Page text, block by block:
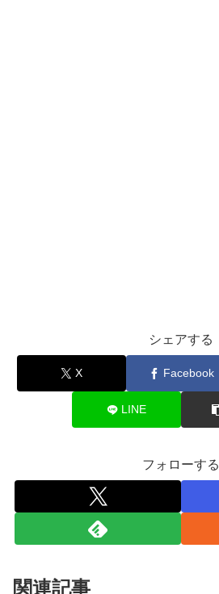
シェアする
X Facebook
LINE
フォローする
関連記事